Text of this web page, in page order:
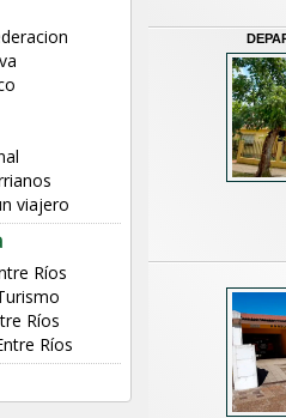
viajero
Ríos
Ríos
Ríos